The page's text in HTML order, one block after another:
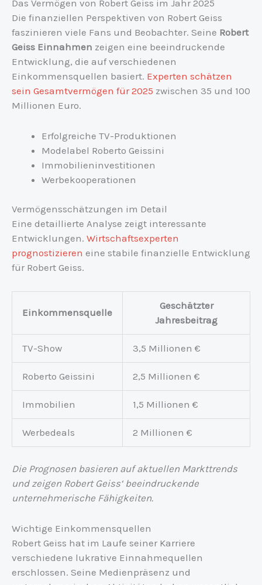
Das Vermögen von Robert Geiss im Jahr 2025
Die finanziellen Perspektiven von Robert Geiss
faszinieren viele Fans und Beobachter. Seine Robert
Geiss Einnahmen zeigen eine beeindruckende
Entwicklung, die auf verschiedenen
Einkommensquellen basiert. Experten schätzen
sein Gesamtvermögen für 2025 zwischen 35 und 100
Millionen Euro.
Erfolgreiche TV-Produktionen
Modelabel Roberto Geissini
Immobilieninvestitionen
Werbekooperationen
Vermögensschätzungen im Detail
Eine detaillierte Analyse zeigt interessante
Entwicklungen. Wirtschaftsexperten
prognostizieren eine stabile finanzielle Entwicklung
für Robert Geiss.
Einkommensquelle
Geschätzter
Jahresbeitrag
TV-Show 3,5 Millionen €
Roberto Geissini 2,5 Millionen €
Immobilien 1,5 Millionen €
Werbedeals 2 Millionen €
Die Prognosen basieren auf aktuellen Markttrends
und zeigen Robert Geiss‘ beeindruckende
unternehmerische Fähigkeiten.
Wichtige Einkommensquellen
Robert Geiss hat im Laufe seiner Karriere
verschiedene lukrative Einnahmequellen
erschlossen. Seine Medienpräsenz und